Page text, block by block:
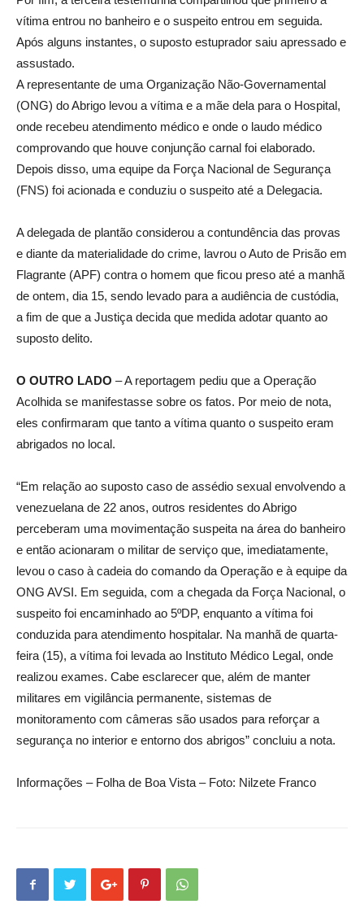
vítima entrou no banheiro e o suspeito entrou em seguida.
Após alguns instantes, o suposto estuprador saiu apressado e
assustado.
A representante de uma Organização Não-Governamental
(ONG) do Abrigo levou a vítima e a mãe dela para o Hospital,
onde recebeu atendimento médico e onde o laudo médico
comprovando que houve conjunção carnal foi elaborado.
Depois disso, uma equipe da Força Nacional de Segurança
(FNS) foi acionada e conduziu o suspeito até a Delegacia.
A delegada de plantão considerou a contundência das provas
e diante da materialidade do crime, lavrou o Auto de Prisão em
Flagrante (APF) contra o homem que ficou preso até a manhã
de ontem, dia 15, sendo levado para a audiência de custódia,
a fim de que a Justiça decida que medida adotar quanto ao
suposto delito.
O OUTRO LADO – A reportagem pediu que a Operação
Acolhida se manifestasse sobre os fatos. Por meio de nota,
eles confirmaram que tanto a vítima quanto o suspeito eram
abrigados no local.
“Em relação ao suposto caso de assédio sexual envolvendo a
venezuelana de 22 anos, outros residentes do Abrigo
perceberam uma movimentação suspeita na área do banheiro
e então acionaram o militar de serviço que, imediatamente,
levou o caso à cadeia do comando da Operação e à equipe da
ONG AVSI. Em seguida, com a chegada da Força Nacional, o
suspeito foi encaminhado ao 5ºDP, enquanto a vítima foi
conduzida para atendimento hospitalar. Na manhã de quarta-
feira (15), a vítima foi levada ao Instituto Médico Legal, onde
realizou exames. Cabe esclarecer que, além de manter
militares em vigilância permanente, sistemas de
monitoramento com câmeras são usados para reforçar a
segurança no interior e entorno dos abrigos” concluiu a nota.
Informações – Folha de Boa Vista – Foto: Nilzete Franco